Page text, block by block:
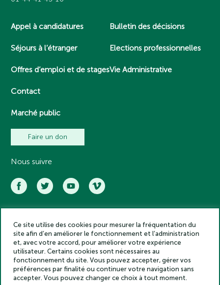
Appel à candidatures
Séjours à l’étranger
Offres d’emploi et de stages
Contact
Marché public
Bulletin des décisions
Elections professionnelles
Vie Administrative
Faire un don
Nous suivre
Académie des inscriptions et belles lettres – Tous droits réservés
2025
Politique de confidentialité
Mentions légales
Crédits
Gestion des cookies
Ce site utilise des cookies pour mesurer la fréquentation du
site afin d’en améliorer le fonctionnement et l’administration
et, avec votre accord, pour améliorer votre expérience
utilisateur. Certains cookies sont nécessaires au
fonctionnement du site. Vous pouvez accepter, gérer vos
préférences par finalité ou continuer votre navigation sans
accepter. Vous pouvez changer ce choix à tout moment.